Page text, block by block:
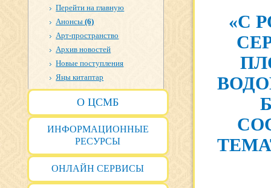
Перейти на главную
Анонсы(6)
Арт-пространство
Архив новостей
Новые поступления
Яңы китаптар
О ЦСМБ
ИНФОРМАЦИОННЫЕ
РЕСУРСЫ
ОНЛАЙН СЕРВИСЫ
«С